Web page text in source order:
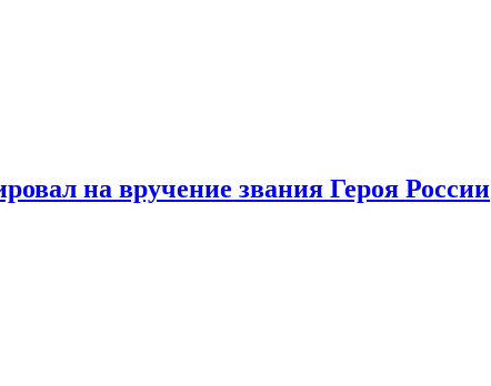
на вручение звания Героя России